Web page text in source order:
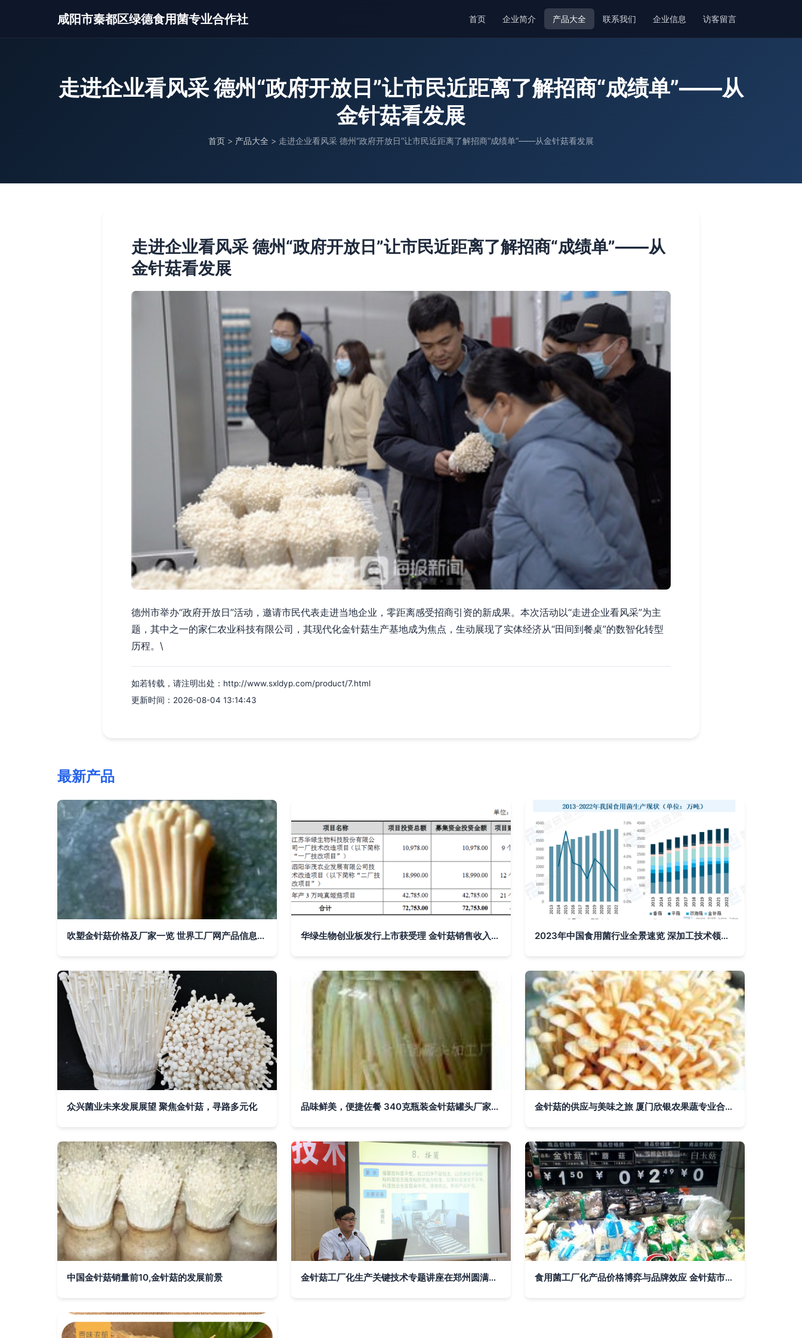
咸阳市秦都区绿德食用菌专业合作社 首页 企业简介 产品大全 联系我们 企业信息 访客留言
走进企业看风采 德州“政府开放日”让市民近距离了解招商“成绩单”——从
金针菇看发展
首页 > 产品大全 > 走进企业看风采 德州“政府开放日”让市民近距离了解招商“成绩单”——从金针菇看发展
走进企业看风采 德州“政府开放日”让市民近距离了解招商“成绩单”——从
金针菇看发展
德州市举办“政府开放日”活动，邀请市民代表走进当地企业，零距离感受招商引资的新成果。本次活动以“走进企业看风采”为主
题，其中之一的家仁农业科技有限公司，其现代化金针菇生产基地成为焦点，生动展现了实体经济从“田间到餐桌”的数智化转型
历程。\
如若转载，请注明出处：http://www.sxldyp.com/product/7.html
更新时间：2026-08-04 13:14:43
最新产品
吹塑金针菇价格及厂家一览 世界工厂网产品信息库深度解析 华绿生物创业板发行上市获受理 金针菇销售收入占比超90%，单一品类风险受关注 2023年中国食用菌行业全景速览 深加工技术领航未来趋势——以金针菇为例
众兴菌业未来发展展望 聚焦金针菇，寻路多元化 品味鲜美，便捷佐餐 340克瓶装金针菇罐头厂家直供 金针菇的供应与美味之旅 厦门欣银农果蔬专业合作社的金针菇探秘
中国金针菇销量前10,金针菇的发展前景 金针菇工厂化生产关键技术专题讲座在郑州圆满举行 食用菌工厂化产品价格博弈与品牌效应 金针菇市场的消费者神经战